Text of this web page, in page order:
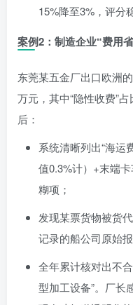
15%降至3%，评分
案例2：制造企业“费用
东莞某五金厂出口欧洲
万元，其中“隐性收费”
后：
系统清晰列出“海运
值0.3%计）+末端
糊项；
发现某票货物被货
记录的船公司原始
全年累计核对出不
型加工设备”。厂长